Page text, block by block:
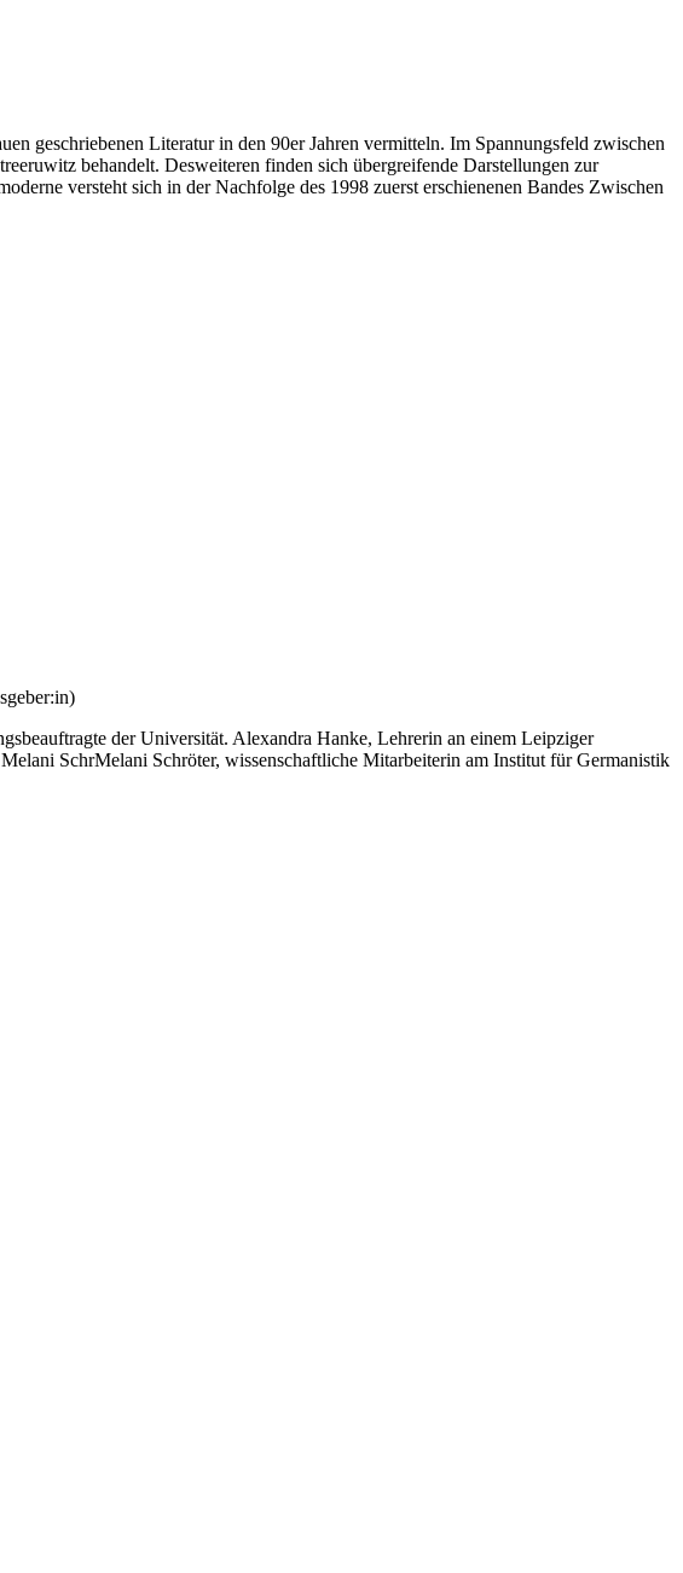
geschriebenen Literatur in den 90er Jahren vermitteln. Im Spannungsfeld zwischen
behandelt. Desweiteren finden sich übergreifende Darstellungen zur
versteht sich in der Nachfolge des 1998 zuerst erschienenen Bandes Zwischen
der Universität. Alexandra Hanke, Lehrerin an einem Leipziger
SchrMelani Schröter, wissenschaftliche Mitarbeiterin am Institut für Germanistik